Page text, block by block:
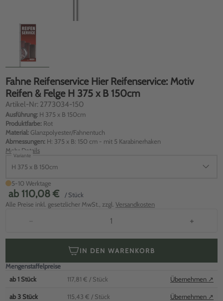
Fahne Reifenservice Hier Reifenservice: Motiv
Reifen & Felge H 375 x B 150cm
Artikel-Nr: 2773034-150
Ausführung: H 375 x B 150cm
Produktfarbe: Rot
Material: Glanzpolyester/Fahnentuch
Abmessungen: H: 375 x B: 150 cm - mit 5 Karabinerhaken
Mehr Details
Variante
H 375 x B 150cm
5-10 Werktage
ab 110,08 €
/ Stück
Alle Preise inkl. gesetzlicher MwSt., zzgl. Versandkosten
− +
IN DEN WARENKORB
Mengenstaffelpreise
ab1 Stück 117,81 € / Stück Übernehmen ↗
ab3 Stück 115,43 € / Stück Übernehmen ↗